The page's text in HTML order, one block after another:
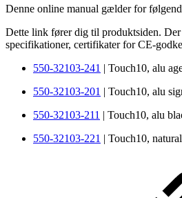
Denne online manual gælder for
Dette link fører dig til produktsiden.
specifikationer, certifikater for CE-
550-32103-241 | Touch10, alu
550-32103-201 | Touch10, alu
550-32103-211 | Touch10, alu
550-32103-221 | Touch10,